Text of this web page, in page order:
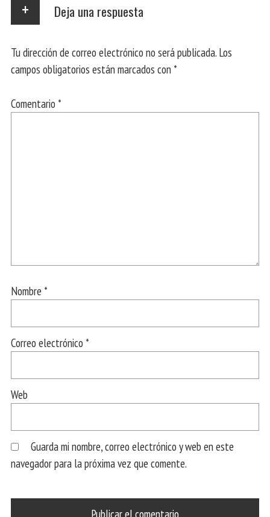
Deja una respuesta
Tu dirección de correo electrónico no será publicada. Los
campos obligatorios están marcados con *
Comentario *
Nombre *
Correo electrónico *
Web
Guarda mi nombre, correo electrónico y web en este
navegador para la próxima vez que comente.